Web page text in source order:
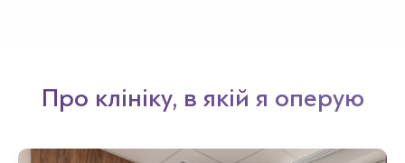
Про клініку, в якій я оперую